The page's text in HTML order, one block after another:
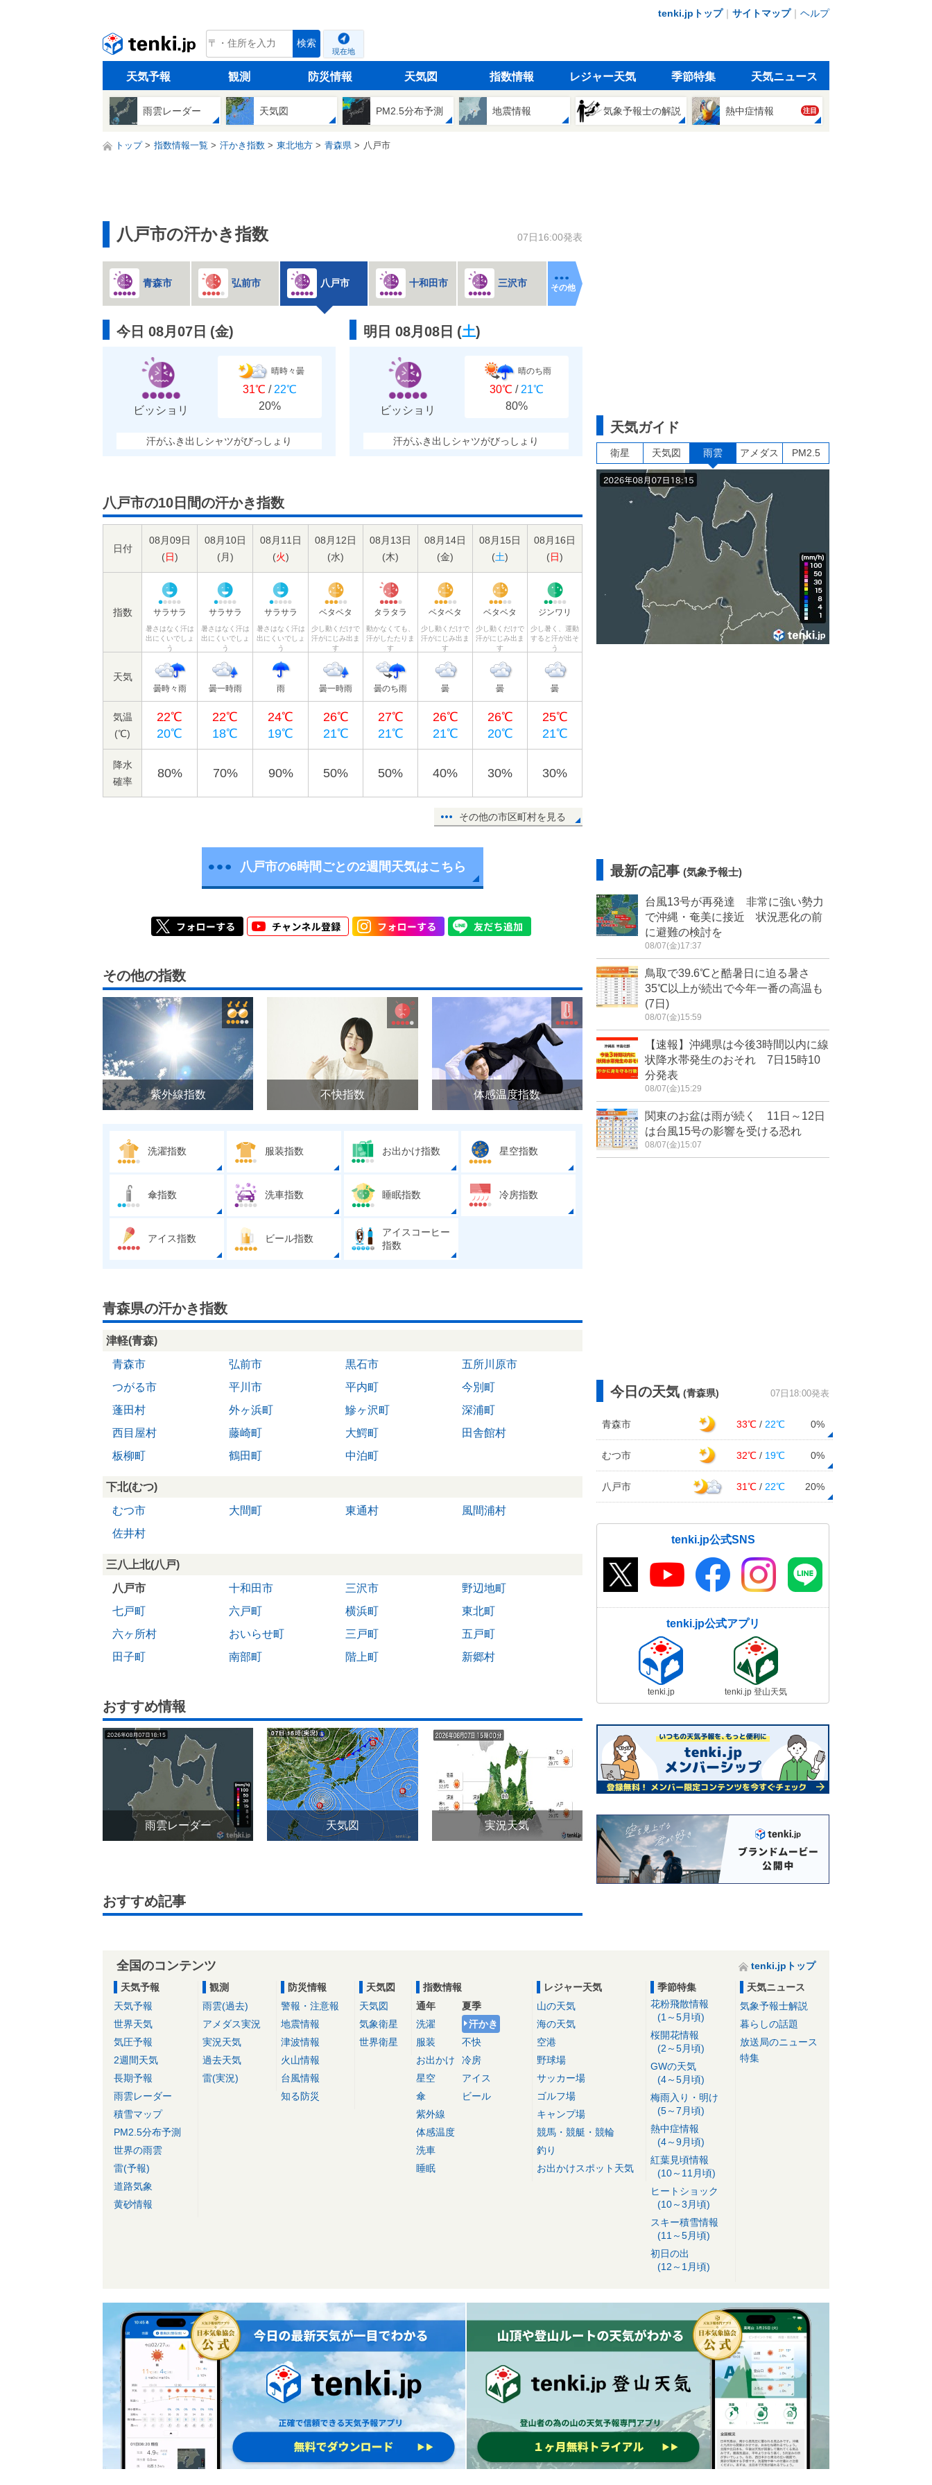
tenki.jpトップ｜ サイトマップ｜ ヘルプ
tenki.jp 検索
現在地
天気予報 観測 防災情報 天気図 指数情報 レジャー天気 季節特集 天気ニュース
雨雲レーダー 天気図 PM2.5分布予測 地震情報 気象予報士の解説 熱中症情報 注目
トップ 指数情報一覧 汗かき指数 東北地方 青森県 八戸市
八戸市の汗かき指数 07日16:00発表
青森市 弘前市 八戸市 十和田市 三沢市 その他
今日 08月07日 (金)
ビッショリ
晴時々曇
31℃ / 22℃
20%
汗がふき出しシャツがびっしょり
明日 08月08日 (土)
ビッショリ
晴のち雨
30℃ / 21℃
80%
汗がふき出しシャツがびっしょり
八戸市の10日間の汗かき指数
日付
08月09日
(日)
08月10日
(月)
08月11日
(火)
08月12日
(水)
08月13日
(木)
08月14日
(金)
08月15日
(土)
08月16日
(日)
指数 サラサラ
暑さはなく汗は
出にくいでしょ
う
サラサラ
暑さはなく汗は
出にくいでしょ
う
サラサラ
暑さはなく汗は
出にくいでしょ
う
ベタベタ
少し動くだけで
汗がにじみ出ま
す
タラタラ
動かなくても、
汗がしたたりま
す
ベタベタ
少し動くだけで
汗がにじみ出ま
す
ベタベタ
少し動くだけで
汗がにじみ出ま
す
ジンワリ
少し暑く、運動
すると汗が出そ
う
天気
曇時々雨 曇一時雨 雨 曇一時雨 曇のち雨 曇 曇 曇
気温
(℃)
22℃
20℃
22℃
18℃
24℃
19℃
26℃
21℃
27℃
21℃
26℃
21℃
26℃
20℃
25℃
21℃
降水
確率
80% 70% 90% 50% 50% 40% 30% 30%
その他の市区町村を見る
八戸市の6時間ごとの2週間天気はこちら
その他の指数
紫外線指数 不快指数 体感温度指数
洗濯指数 服装指数 お出かけ指数 星空指数
傘指数 洗車指数 睡眠指数 冷房指数
アイス指数 ビール指数
アイスコーヒー
指数
青森県の汗かき指数
津軽(青森)
青森市
弘前市 黒石市
五所川原市
つがる市
平川市 平内町
今別町
蓬田村
外ヶ浜町 鰺ヶ沢町
深浦町
西目屋村
藤崎町 大鰐町
田舎館村
板柳町
鶴田町 中泊町
下北(むつ)
むつ市
大間町 東通村
風間浦村
佐井村
三八上北(八戸)
八戸市
十和田市 三沢市
野辺地町
七戸町
六戸町 横浜町
東北町
六ヶ所村
おいらせ町 三戸町
五戸町
田子町
南部町 階上町 新郷村
おすすめ情報
雨雲レーダー 天気図 実況天気
おすすめ記事
天気ガイド
衛星 天気図 雨雲 アメダス PM2.5
最新の記事 (気象予報士)
台風13号が再発達 非常に強い勢力
で沖縄・奄美に接近 状況悪化の前
に避難の検討を
08/07(金)17:37
鳥取で39.6℃と酷暑日に迫る暑さ
35℃以上が続出で今年一番の高温も
(7日)
08/07(金)15:59
【速報】沖縄県は今後3時間以内に線
状降水帯発生のおそれ 7日15時10
分発表
08/07(金)15:29
関東のお盆は雨が続く 11日～12日
は台風15号の影響を受ける恐れ
08/07(金)15:07
今日の天気 (青森県) 07日18:00発表
青森市 33℃ / 22℃ 0%
むつ市 32℃ / 19℃ 0%
八戸市 31℃ / 22℃ 20%
tenki.jp公式SNS
tenki.jp公式アプリ
tenki.jp tenki.jp 登山天気
全国のコンテンツ
tenki.jpトップ
天気予報
天気予報
世界天気
気圧予報
2週間天気
長期予報
雨雲レーダー
積雪マップ
PM2.5分布予測
世界の雨雲
雷(予報)
道路気象
黄砂情報
観測
雨雲(過去)
アメダス実況
実況天気
過去天気
雷(実況)
防災情報
警報・注意報
地震情報
津波情報
火山情報
台風情報
知る防災
天気図
天気図
気象衛星
世界衛星
指数情報
通年
洗濯
服装
お出かけ
星空
傘
紫外線
体感温度
洗車
睡眠
夏季
汗かき
不快
冷房
アイス
ビール
レジャー天気
山の天気
海の天気
空港
野球場
サッカー場
ゴルフ場
キャンプ場
競馬・競艇・競輪
釣り
お出かけスポット天気
季節特集
花粉飛散情報
(1～5月頃)
桜開花情報
(2～5月頃)
GWの天気
(4～5月頃)
梅雨入り・明け
(5～7月頃)
熱中症情報
(4～9月頃)
紅葉見頃情報
(10～11月頃)
ヒートショック
(10～3月頃)
スキー積雪情報
(11～5月頃)
初日の出
(12～1月頃)
天気ニュース
気象予報士解説
暮らしの話題
放送局のニュース
特集